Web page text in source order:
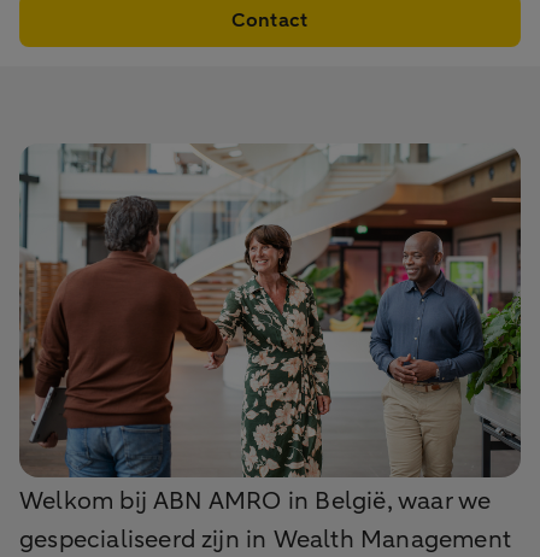
Contact
Welkom bij ABN AMRO in België, waar we
gespecialiseerd zijn in Wealth Management